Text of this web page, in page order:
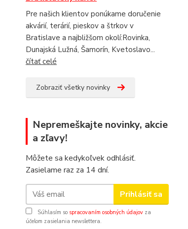
Pre našich klientov ponúkame doručenie
akvárií, terárií, pieskov a štrkov v
Bratislave a najbližšom okolí:Rovinka,
Dunajská Lužná, Šamorín, Kvetoslavo...
čítať celé
Zobraziť všetky novinky
Nepremeškajte novinky, akcie
a zľavy!
Môžete sa kedykoľvek odhlásiť.
Zasielame raz za 14 dní.
Prihlásiť sa
Súhlasím so spracovaním osobných údajov za
účelom zasielania newslettera.